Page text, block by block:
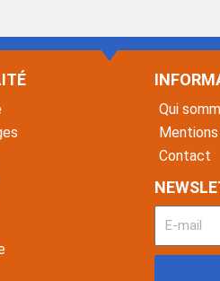
Qui
Contact